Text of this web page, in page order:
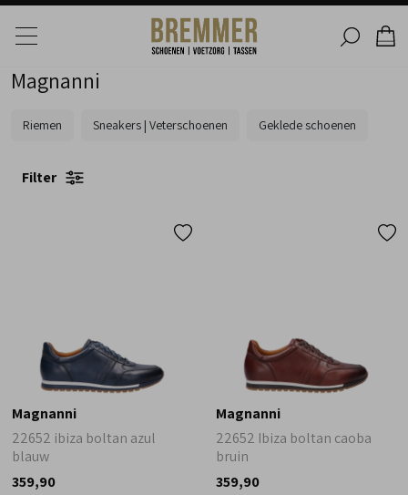
Magnanni
Riemen Sneakers | Veterschoenen Geklede schoenen
Filter
Magnanni
22652 ibiza boltan azul
blauw
359,90
Magnanni
22652 Ibiza boltan caoba
bruin
359,90